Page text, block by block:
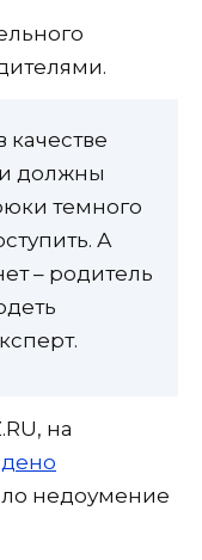
качестве
должны
темного
А
– родитель
на
недоумение